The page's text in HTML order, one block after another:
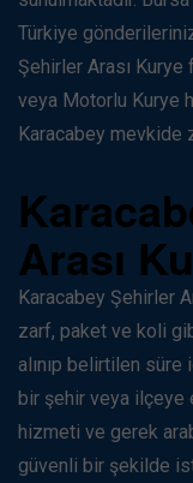
Türkiye
Şehirler Arası
veya Motorlu Kurye
Karacabey mevkide
Arası
Karacabey Şehirler
zarf, paket ve koli
alınıp belirtilen süre
bir şehir veya ilçeye
hizmeti ve gerek
güvenli bir şekilde